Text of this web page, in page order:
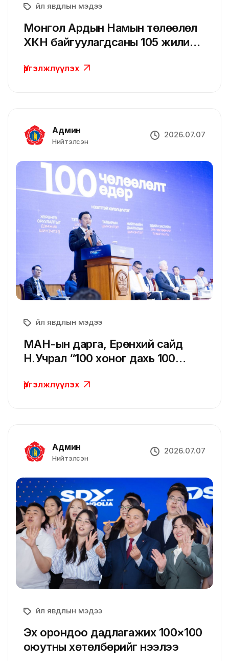
Үйл явдлын мэдээ
Монгол Ардын Намын төлөөлөл
ХКН байгуулагдсаны 105 жилийн
Үргэлжлүүлэх
Админ
Нийтэлсэн
2026.07.07
Үйл явдлын мэдээ
МАН-ын дарга, Ерөнхий сайд
Н.Учрал “100 хоног дахь 100
танилцууллаа
Үргэлжлүүлэх
Админ
Нийтэлсэн
2026.07.07
Үйл явдлын мэдээ
Эх орондоо дадлагажих 100×100
оюутны хөтөлбөрийг нээлээ